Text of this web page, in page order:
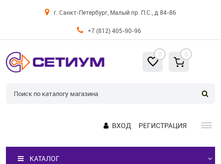
г. Санкт-Петербург, Малый пр. П.С., д 84-86
+7 (812) 405-90-96
0 0
ВХОД РЕГИСТРАЦИЯ
КАТАЛОГ